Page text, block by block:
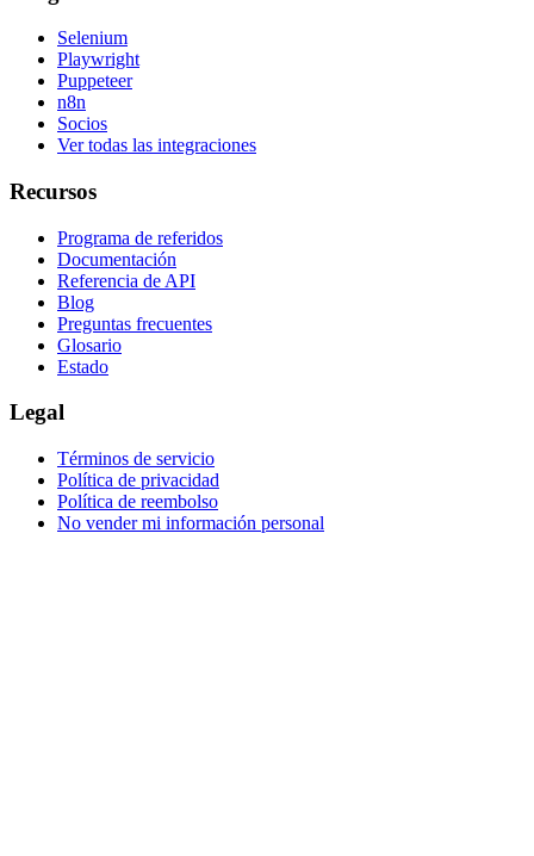
Selenium
Playwright
Puppeteer
n8n
Socios
Ver todas las integraciones
Recursos
Programa de referidos
Documentación
Referencia de API
Blog
Preguntas frecuentes
Glosario
Estado
Legal
Términos de servicio
Política de privacidad
Política de reembolso
No vender mi información personal